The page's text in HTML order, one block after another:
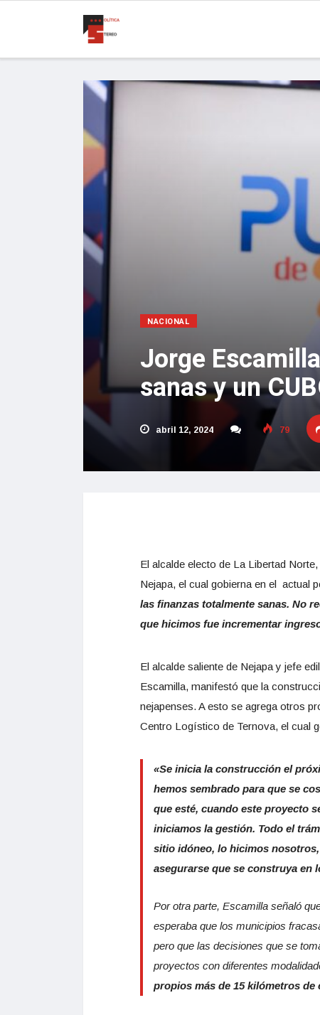
NACIONAL
Jorge
sanas y un
abril 12, 2024 79
El alcalde electo de La Libertad
Nejapa, el cual gobierna en el actual
las finanzas totalmente sanas. No
que hicimos fue incrementar
El alcalde saliente de Nejapa y jefe
Escamilla, manifestó que la
nejapenses. A esto se agrega otros
Centro Logístico de Ternova, el cual
«Se inicia la construcción el
hemos sembrado para que se
que esté, cuando este proyecto
iniciamos la gestión. Todo el
sitio idóneo, lo hicimos
asegurarse que se construya en
Por otra parte, Escamilla señaló
esperaba que los municipios
pero que las decisiones que se
proyectos con diferentes
propios más de 15 kilómetros de